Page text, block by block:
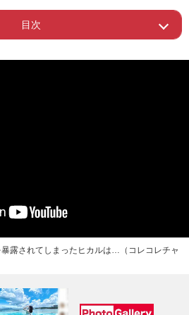
目次
な写真などでファンから支持
露されてしまったヒカルは…（コレコレチャ